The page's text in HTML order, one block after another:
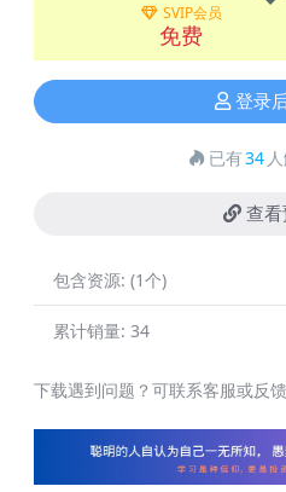
SVIP会员
免费
登录
已有34
查看
包含资源: (1个)
累计销量: 34
下载遇到问题？可联系客服或反馈